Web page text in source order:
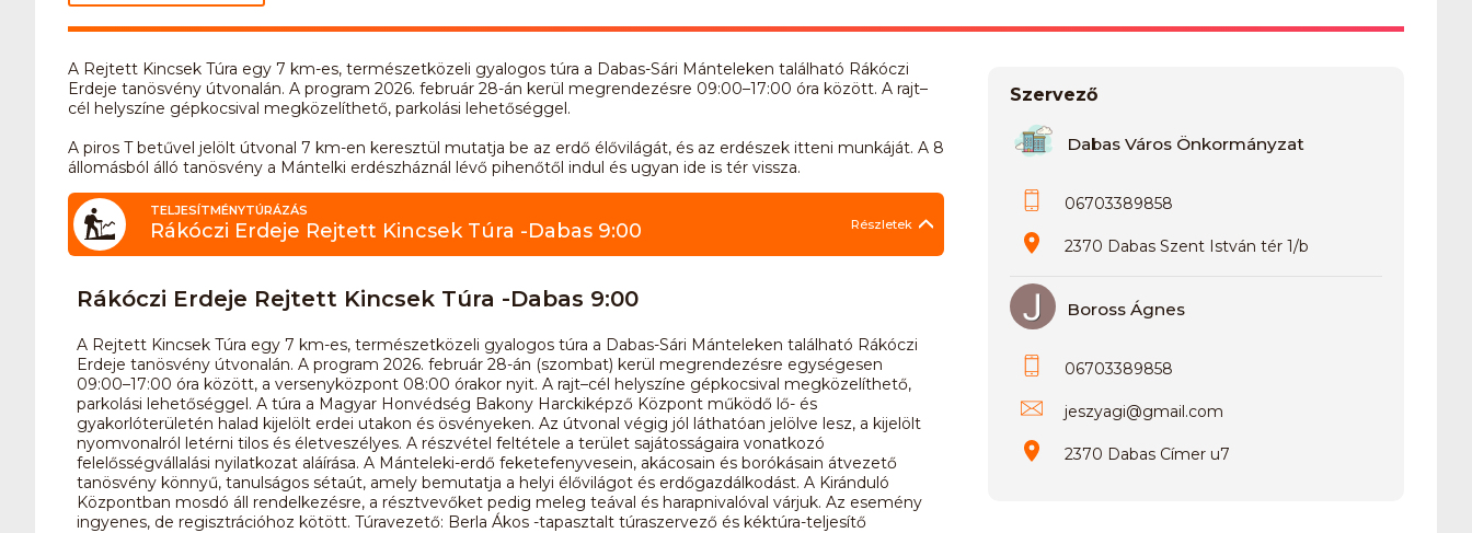
A Rejtett Kincsek Túra egy 7 km-es, természetközeli gyalogos túra a Dabas-Sári Mánteleken található Rákóczi
Erdeje tanösvény útvonalán. A program 2026. február 28-án kerül megrendezésre 09:00–17:00 óra között. A rajt–
cél helyszíne gépkocsival megközelíthető, parkolási lehetőséggel.
A piros T betűvel jelölt útvonal 7 km-en keresztül mutatja be az erdő élővilágát, és az erdészek itteni munkáját. A 8
állomásból álló tanösvény a Mántelki erdészháznál lévő pihenőtől indul és ugyan ide is tér vissza.
TELJESÍTMÉNYTÚRÁZÁS
Rákóczi Erdeje Rejtett Kincsek Túra -Dabas 9:00 Részletek
Rákóczi Erdeje Rejtett Kincsek Túra -Dabas 9:00
A Rejtett Kincsek Túra egy 7 km-es, természetközeli gyalogos túra a Dabas-Sári Mánteleken található Rákóczi
Erdeje tanösvény útvonalán. A program 2026. február 28-án (szombat) kerül megrendezésre egységesen
09:00–17:00 óra között, a versenyközpont 08:00 órakor nyit. A rajt–cél helyszíne gépkocsival megközelíthető,
parkolási lehetőséggel. A túra a Magyar Honvédség Bakony Harckiképző Központ működő lő- és
gyakorlóterületén halad kijelölt erdei utakon és ösvényeken. Az útvonal végig jól láthatóan jelölve lesz, a kijelölt
nyomvonalról letérni tilos és életveszélyes. A részvétel feltétele a terület sajátosságaira vonatkozó
felelősségvállalási nyilatkozat aláírása. A Mánteleki-erdő feketefenyvesein, akácosain és borókásain átvezető
tanösvény könnyű, tanulságos sétaút, amely bemutatja a helyi élővilágot és erdőgazdálkodást. A Kiránduló
Központban mosdó áll rendelkezésre, a résztvevőket pedig meleg teával és harapnivalóval várjuk. Az esemény
ingyenes, de regisztrációhoz kötött. Túravezető: Berla Ákos -tapasztalt túraszervező és kéktúra-teljesítő
Szervező
Dabas Város Önkormányzat
06703389858
2370 Dabas Szent István tér 1/b
Boross Ágnes
06703389858
jeszyagi@gmail.com
2370 Dabas Címer u7